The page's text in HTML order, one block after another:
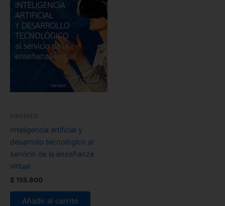
PIRÁMIDE
Inteligencia artificial y
desarrollo tecnológico al
servicio de la enseñanza
virtual
$ 155.800
Añadir al carrito